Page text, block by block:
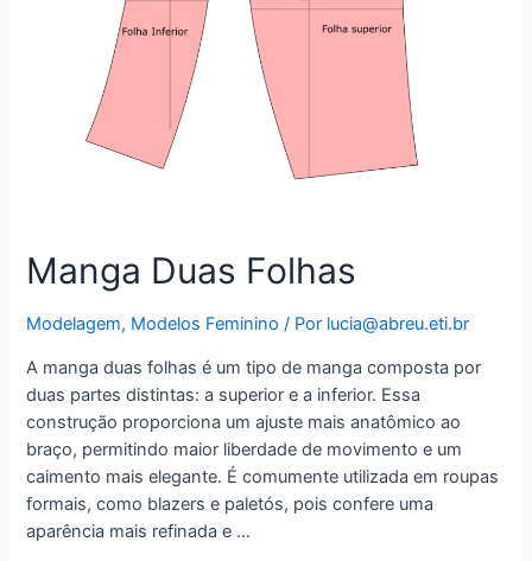
Manga Duas Folhas
Modelagem, Modelos Feminino / Por lucia@abreu.eti.br
A manga duas folhas é um tipo de manga composta por
duas partes distintas: a superior e a inferior. Essa
construção proporciona um ajuste mais anatômico ao
braço, permitindo maior liberdade de movimento e um
caimento mais elegante. É comumente utilizada em roupas
formais, como blazers e paletós, pois confere uma
aparência mais refinada e …